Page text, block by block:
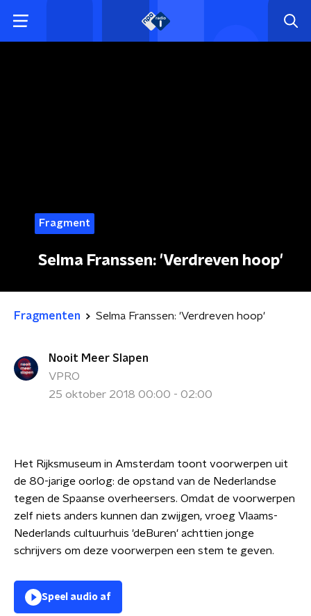
Fragment
Selma Franssen: 'Verdreven hoop'
Fragmenten Selma Franssen: 'Verdreven hoop'
Nooit Meer Slapen
VPRO
25 oktober 2018 00:00 - 02:00
Het Rijksmuseum in Amsterdam toont voorwerpen uit
de 80-jarige oorlog: de opstand van de Nederlandse
tegen de Spaanse overheersers. Omdat de voorwerpen
zelf niets anders kunnen dan zwijgen, vroeg Vlaams-
Nederlands cultuurhuis 'deBuren' achttien jonge
schrijvers om deze voorwerpen een stem te geven.
Speel audio af